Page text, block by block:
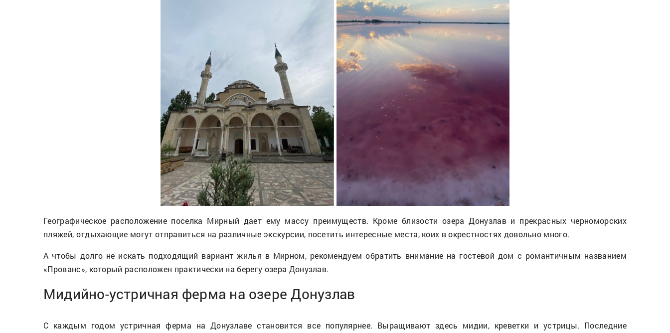
Географическое расположение поселка Мирный дает ему массу преимуществ. Кроме близости озера Донузлав и прекрасных черноморских
пляжей, отдыхающие могут отправиться на различные экскурсии, посетить интересные места, коих в окрестностях довольно много.
А чтобы долго не искать подходящий вариант жилья в Мирном, рекомендуем обратить внимание на гостевой дом с романтичным названием
«Прованс», который расположен практически на берегу озера Донузлав.
Мидийно-устричная ферма на озере Донузлав
С каждым годом устричная ферма на Донузлаве становится все популярнее. Выращивают здесь мидии, креветки и устрицы. Последние